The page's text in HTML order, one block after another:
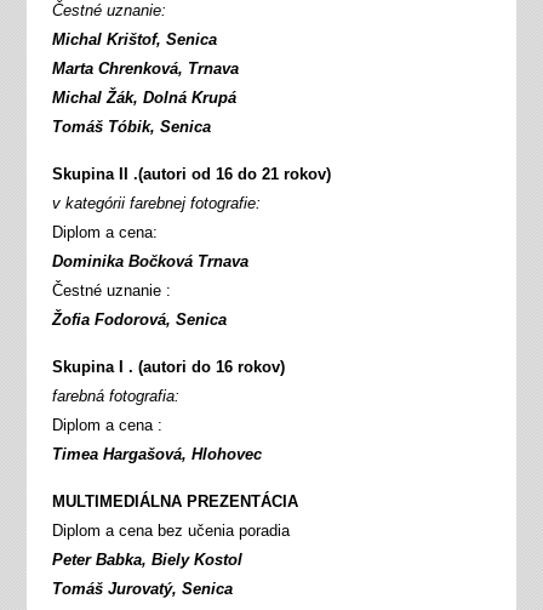
Čestné uznanie:
Michal Krištof, Senica
Marta Chrenková, Trnava
Michal Žák, Dolná Krupá
Tomáš Tóbik, Senica
Skupina II .(autori od 16 do 21 rokov)
v kategórii farebnej fotografie:
Diplom a cena:
Dominika Bočková Trnava
Čestné uznanie :
Žofia Fodorová, Senica
Skupina I . (autori do 16 rokov)
farebná fotografia:
Diplom a cena :
Timea Hargašová, Hlohovec
MULTIMEDIÁLNA PREZENTÁCIA
Diplom a cena bez učenia poradia
Peter Babka, Biely Kostol
Tomáš Jurovatý, Senica